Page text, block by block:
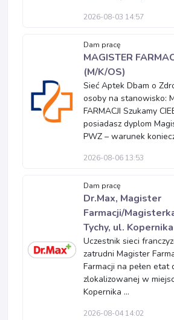
2026-08-03 14:57
Dam pracę
MAGISTER
(M/K/OS)
Sieć Aptek Dbam o
osoby na stanowisko:
FARMACJI Szukamy
posiadasz dyplom
PWZ – warunek
2026-08-06 13:53
Dam pracę
Dr.Max, Magister
Farmacji/
Tychy, ul. Kopernika
Uczestnik sieci
zatrudni Magister
Farmacji na pełen etat
zlokalizowanej w
Kopernika ...
2026-08-04 14:02